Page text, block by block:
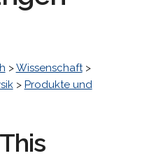
>Wissenschaft>
> Produkte und